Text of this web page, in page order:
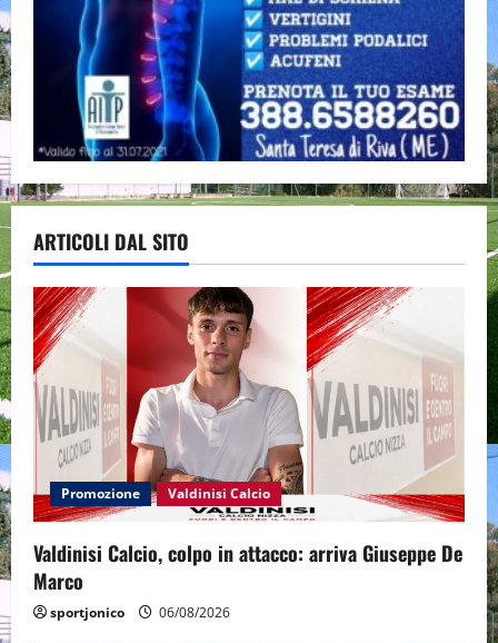
ARTICOLI DAL SITO
Promozione Valdinisi Calcio
Valdinisi Calcio, colpo in attacco: arriva Giuseppe De
Marco
sportjonico 06/08/2026